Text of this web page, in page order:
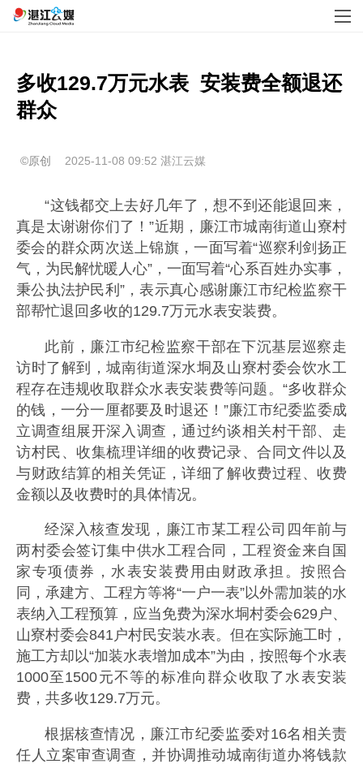
多收129.7万元水表  安装费全额退还
群众
©原创 2025-11-08 09:52 湛江云媒
“这钱都交上去好几年了，想不到还能退回来，
真是太谢谢你们了！”近期，廉江市城南街道山寮村
委会的群众两次送上锦旗，一面写着“巡察利剑扬正
气，为民解忧暖人心”，一面写着“心系百姓办实事，
秉公执法护民利”，表示真心感谢廉江市纪检监察干
部帮忙退回多收的129.7万元水表安装费。
此前，廉江市纪检监察干部在下沉基层巡察走
访时了解到，城南街道深水垌及山寮村委会饮水工
程存在违规收取群众水表安装费等问题。“多收群众
的钱，一分一厘都要及时退还！”廉江市纪委监委成
立调查组展开深入调查，通过约谈相关村干部、走
访村民、收集梳理详细的收费记录、合同文件以及
与财政结算的相关凭证，详细了解收费过程、收费
金额以及收费时的具体情况。
经深入核查发现，廉江市某工程公司四年前与
两村委会签订集中供水工程合同，工程资金来自国
家专项债券，水表安装费用由财政承担。按照合
同，承建方、工程方等将“一户一表”以外需加装的水
表纳入工程预算，应当免费为深水垌村委会629户、
山寮村委会841户村民安装水表。但在实际施工时，
施工方却以“加装水表增加成本”为由，按照每个水表
1000至1500元不等的标准向群众收取了水表安装
费，共多收129.7万元。
根据核查情况，廉江市纪委监委对16名相关责
任人立案审查调查，并协调推动城南街道办将钱款